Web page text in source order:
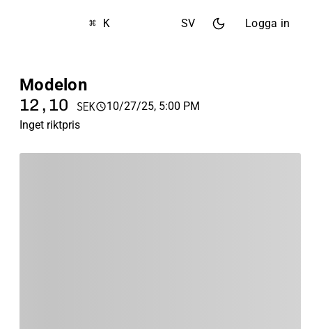
⌘ K SV Logga in
Modelon
12,10 SEK
10/27/25, 5:00 PM
Inget riktpris